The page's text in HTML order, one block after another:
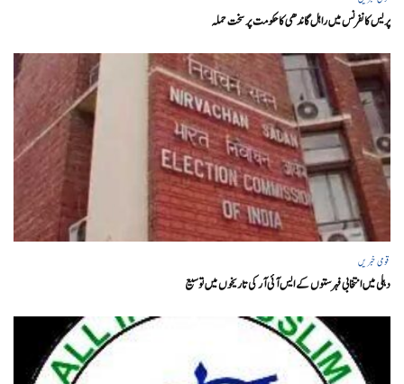
پریس کانفرنس میں راہل گاندھی کا حکومت پر سخت حملہ
قومی خبریں
دہلی میں انتخابی فہرستوں کے ایس آئی آر کی تاریخوں میں توسیع